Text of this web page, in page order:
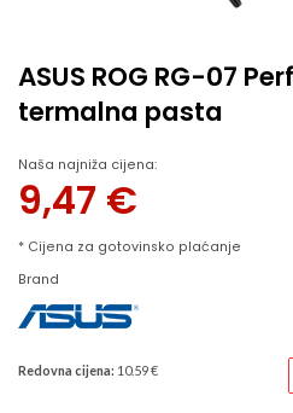
ASUS ROG RG-07
termalna pasta
Naša najniža cijena:
9,47 €
* Cijena za gotovinsko plaćanje
Brand
Redovna cijena: 10.59 €